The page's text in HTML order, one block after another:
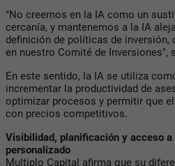
"No creemos en la IA como un
cercanía, y mantenemos a la IA
definición de políticas de inversión,
en nuestro Comité de Inversiones",
En este sentido, la IA se utiliza
incrementar la productividad de
optimizar procesos y permitir que
con precios competitivos.
Visibilidad, planificación y acceso
personalizado
Multiplo Capital afirma que su